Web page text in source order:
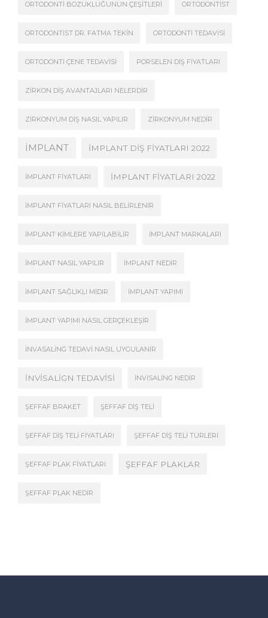
ORTODONTI BOZUKLUĞUNUN ÇEŞITLERI ORTODONTIST
ORTODONTIST DR. FATMA TEKIN ORTODONTI TEDAVISI
ORTODONTI ÇENE TEDAVISI PORSELEN DIŞ FIYATLARI
ZIRKON DIŞ AVANTAJLARI NELERDIR
ZIRKONYUM DIŞ NASIL YAPILIR ZIRKONYUM NEDIR
İMPLANT İMPLANT DIŞ FIYATLARI 2022
İMPLANT FIYATLARI İMPLANT FIYATLARI 2022
İMPLANT FIYATLARI NASIL BELIRLENIR
İMPLANT KIMLERE YAPILABILIR İMPLANT MARKALARI
İMPLANT NASIL YAPILIR İMPLANT NEDIR
İMPLANT SAĞLIKLI MIDIR İMPLANT YAPIMI
İMPLANT YAPIMI NASIL GERÇEKLEŞIR
İNVASALING TEDAVI NASIL UYGULANIR
İNVISALIGN TEDAVISI İNVISALING NEDIR
ŞEFFAF BRAKET ŞEFFAF DIŞ TELI
ŞEFFAF DIŞ TELI FIYATLARI ŞEFFAF DIŞ TELI TÜRLERI
ŞEFFAF PLAK FIYATLARI ŞEFFAF PLAKLAR
ŞEFFAF PLAK NEDIR